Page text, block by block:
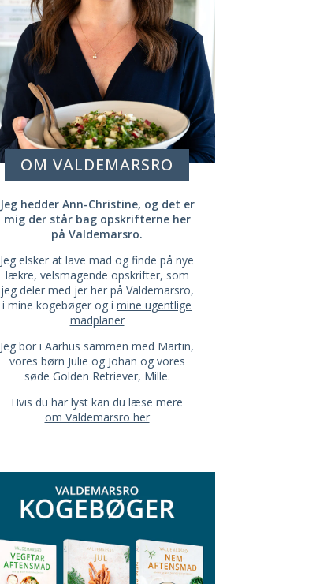
OM VALDEMARSRO
Jeg hedder Ann-Christine, og det er
mig der står bag opskrifterne her
på Valdemarsro.
Jeg elsker at lave mad og finde på nye
lækre, velsmagende opskrifter, som
jeg deler med jer her på Valdemarsro,
i mine kogebøger og i mine ugentlige
madplaner
Jeg bor i Aarhus sammen med Martin,
vores børn Julie og Johan og vores
søde Golden Retriever, Mille.
Hvis du har lyst kan du læse mere
om Valdemarsro her